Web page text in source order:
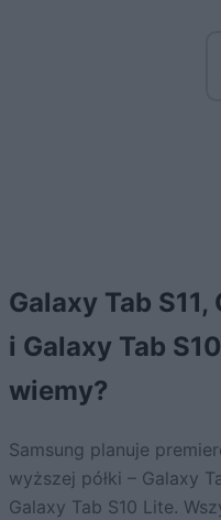
Galaxy Tab
i Galaxy Tab
wiemy?
Samsung planuje
wyższej półki – Galaxy
Galaxy Tab S10 Lite.